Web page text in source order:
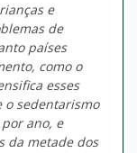
e
de
países
como o
esses
o sedentarismo
ano, e
da metade dos